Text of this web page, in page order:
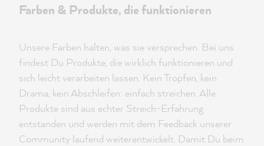
Farben & Produkte, die funktionieren
Unsere Farben halten, was sie versprechen. Bei uns
findest Du Produkte, die wirklich funktionieren und
sich leicht verarbeiten lassen. Kein Tropfen, kein
Drama, kein Abschleifen: einfach streichen. Alle
Produkte sind aus echter Streich-Erfahrung
entstanden und werden mit dem Feedback unserer
Community laufend weiterentwickelt. Damit Du beim